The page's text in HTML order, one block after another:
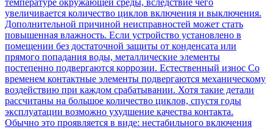
температуре окружающей среды, вследствие чего
увеличивается количество циклов включения и выключения.
Дополнительной причиной неисправностей может стать
повышенная влажность. Если устройство установлено в
помещении без достаточной защиты от конденсата или
прямого попадания воды, металлические элементы
постепенно подвергаются коррозии. Естественный износ Со
временем контактные элементы подвергаются механическому
воздействию при каждом срабатывании. Хотя такие детали
рассчитаны на большое количество циклов, спустя годы
эксплуатации возможно ухудшение качества контакта.
Обычно это проявляется в виде: нестабильного включения